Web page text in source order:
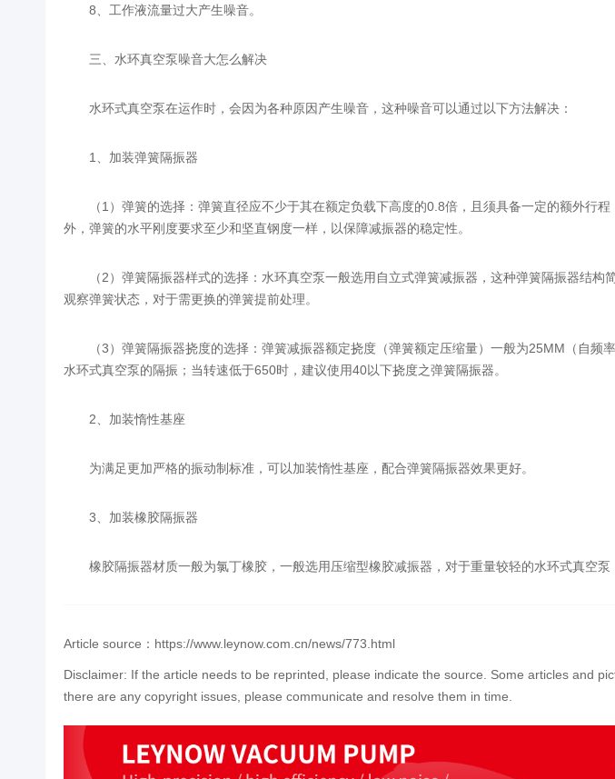
8、工作液流量过大产生噪音。
三、水环真空泵噪音大怎么解决
水环式真空泵在运作时，会因为各种原因产生噪音，这种噪音可以通过以下方法解决：
1、加装弹簧隔振器
（1）弹簧的选择：弹簧直径应不少于其在额定负载下高度的0.8倍，且须具备一定的额外行
外，弹簧的水平刚度要求至少和坚直钢度一样，以保障减振器的稳定性。
（2）弹簧隔振器样式的选择：水环真空泵一般选用自立式弹簧减振器，这种弹簧隔振器结
观察弹簧状态，对于需更换的弹簧提前处理。
（3）弹簧隔振器挠度的选择：弹簧减振器额定挠度（弹簧额定压缩量）一般为25MM（自频
水环式真空泵的隔振；当转速低于650时，建议使用40以下挠度之弹簧隔振器。
2、加装惰性基座
为满足更加严格的振动制标准，可以加装惰性基座，配合弹簧隔振器效果更好。
3、加装橡胶隔振器
橡胶隔振器材质一般为氯丁橡胶，一般选用压缩型橡胶减振器，对于重量较轻的水环式真空泵
Article source：https://www.leynow.com.cn/news/773.html
Disclaimer: If the article needs to be reprinted, please indicate the source. Some articles and
there are any copyright issues, please communicate and resolve them in time.